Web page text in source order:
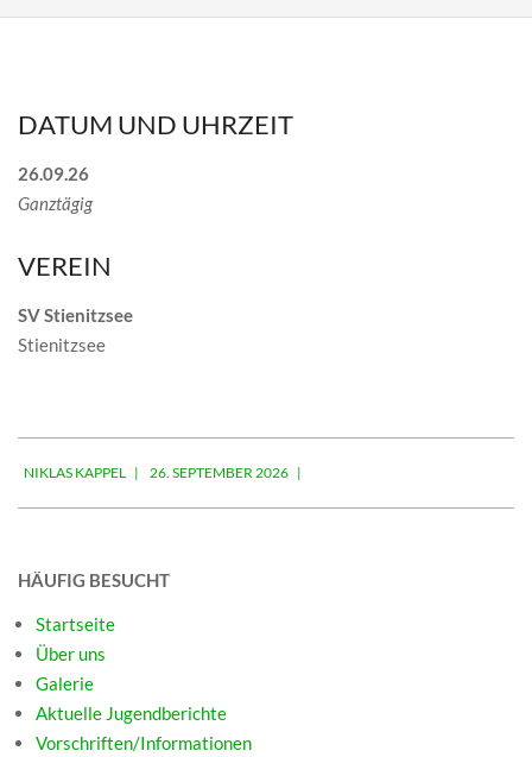
DATUM UND UHRZEIT
26.09.26
Ganztägig
VEREIN
SV Stienitzsee
Stienitzsee
09-
26
NIKLAS KAPPEL 26. SEPTEMBER 2026
HÄUFIG BESUCHT
Startseite
Über uns
Galerie
Aktuelle Jugendberichte
Vorschriften/Informationen